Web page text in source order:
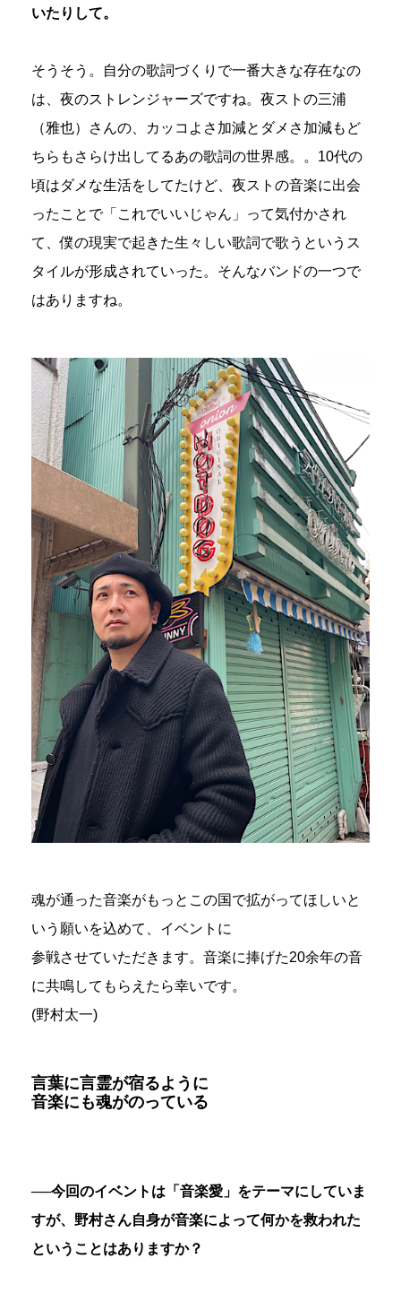
いたりして。
そうそう。自分の歌詞づくりで一番大きな存在なの
は、夜のストレンジャーズですね。夜ストの三浦
（雅也）さんの、カッコよさ加減とダメさ加減もど
ちらもさらけ出してるあの歌詞の世界感。。10代の
頃はダメな生活をしてたけど、夜ストの音楽に出会
ったことで「これでいいじゃん」って気付かされ
て、僕の現実で起きた生々しい歌詞で歌うというス
タイルが形成されていった。そんなバンドの一つで
はありますね。
魂が通った音楽がもっとこの国で拡がってほしいと
いう願いを込めて、イベントに
参戦させていただきます。音楽に捧げた20余年の音
に共鳴してもらえたら幸いです。
(野村太一)
言葉に言霊が宿るように
音楽にも魂がのっている
──今回のイベントは「音楽愛」をテーマにしていま
すが、野村さん自身が音楽によって何かを救われた
ということはありますか？